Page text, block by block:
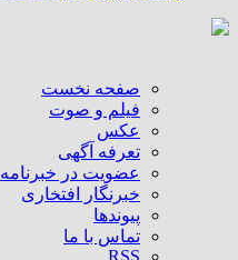
صفحه نخست
فیلم و صوت
عکس
تعرفه آگهی
عضویت در خبرنامه
خبرنگار افتخاری
پیوندها
تماس با ما
RSS